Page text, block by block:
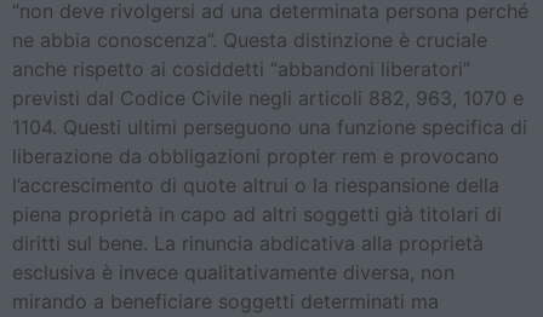
“non deve rivolgersi ad una determinata persona perché
ne abbia conoscenza”. Questa distinzione è cruciale
anche rispetto ai cosiddetti “abbandoni liberatori”
previsti dal Codice Civile negli articoli 882, 963, 1070 e
1104. Questi ultimi perseguono una funzione specifica di
liberazione da obbligazioni propter rem e provocano
l’accrescimento di quote altrui o la riespansione della
piena proprietà in capo ad altri soggetti già titolari di
diritti sul bene. La rinuncia abdicativa alla proprietà
esclusiva è invece qualitativamente diversa, non
mirando a beneficiare soggetti determinati ma